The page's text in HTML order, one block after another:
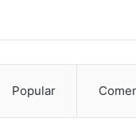
Popular